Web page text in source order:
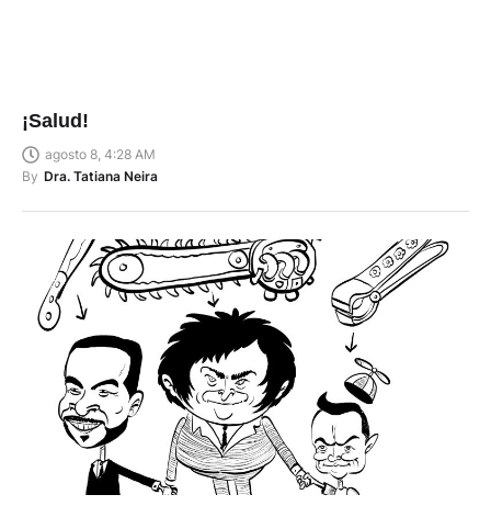
¡Salud!
agosto 8, 4:28 AM
By Dra. Tatiana Neira